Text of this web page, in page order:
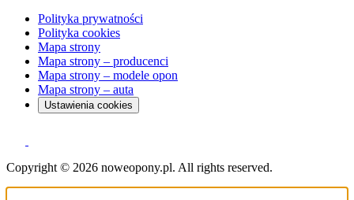
Polityka prywatności
Polityka cookies
Mapa strony
Mapa strony – producenci
Mapa strony – modele opon
Mapa strony – auta
Ustawienia cookies
Copyright © 2026 noweopony.pl. All rights reserved.